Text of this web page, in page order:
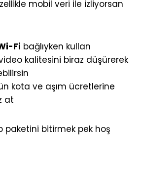
mobil veri ile izliyorsan
Fi bağlıyken kullan
kalitesini biraz düşürerek
kota ve aşım ücretlerine
at
paketini bitirmek pek hoş